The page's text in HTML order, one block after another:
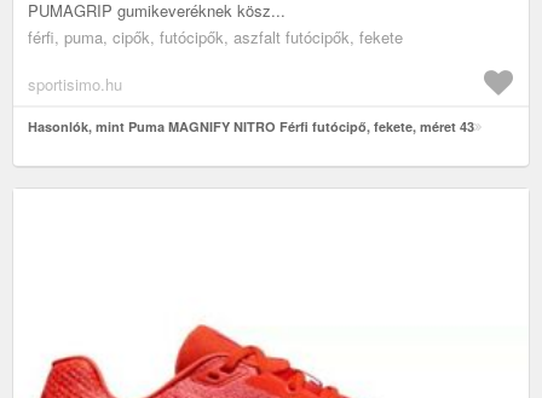
PUMAGRIP gumikeveréknek kösz...
férfi, puma, cipők, futócipők, aszfalt futócipők, fekete
sportisimo.hu
Hasonlók, mint Puma MAGNIFY NITRO Férfi futócipő, fekete, méret 43